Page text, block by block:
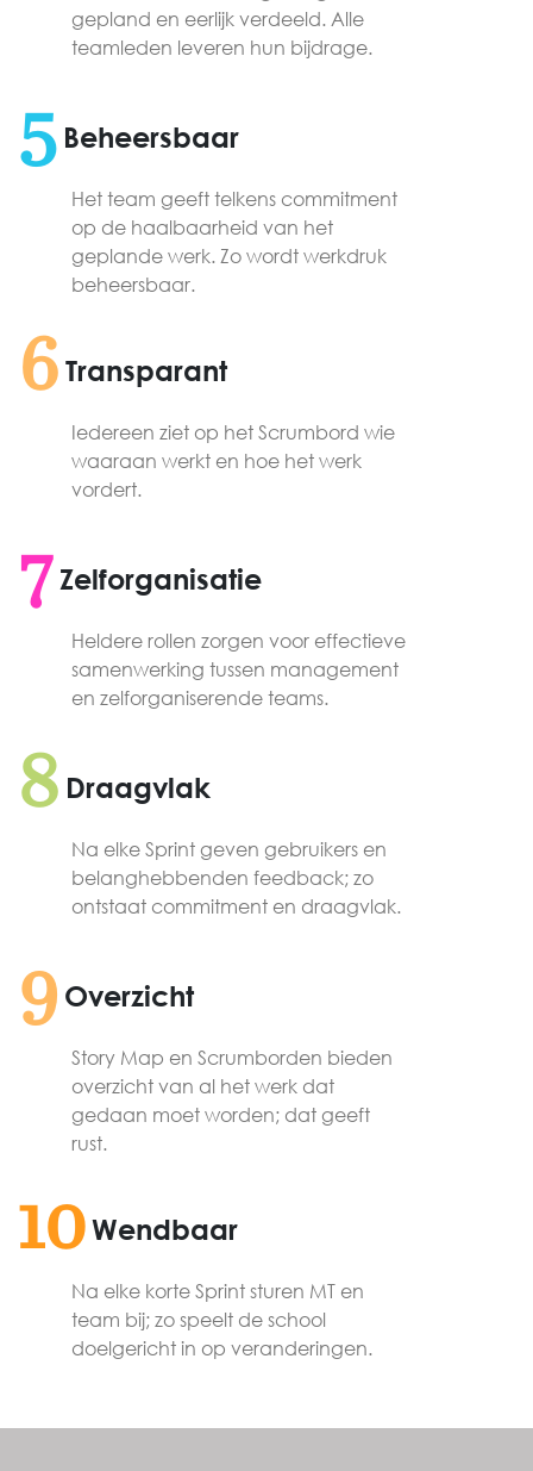
gepland en eerlijk verdeeld. Alle
teamleden leveren hun bijdrage.
5 Beheersbaar
Het team geeft telkens commitment
op de haalbaarheid van het
geplande werk. Zo wordt werkdruk
beheersbaar.
6 Transparant
Iedereen ziet op het Scrumbord wie
waaraan werkt en hoe het werk
vordert.
7 Zelforganisatie
Heldere rollen zorgen voor effectieve
samenwerking tussen management
en zelforganiserende teams.
8 Draagvlak
Na elke Sprint geven gebruikers en
belanghebbenden feedback; zo
ontstaat commitment en draagvlak.
9 Overzicht
Story Map en Scrumborden bieden
overzicht van al het werk dat
gedaan moet worden; dat geeft
rust.
10Wendbaar
Na elke korte Sprint sturen MT en
team bij; zo speelt de school
doelgericht in op veranderingen.